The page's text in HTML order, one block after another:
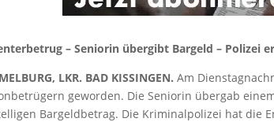
– Seniorin übergibt Bargeld – Polizei
LKR. BAD KISSINGEN. Am
geworden. Die Seniorin übergab
Bargeldbetrag. Die Kriminalpolizei hat die